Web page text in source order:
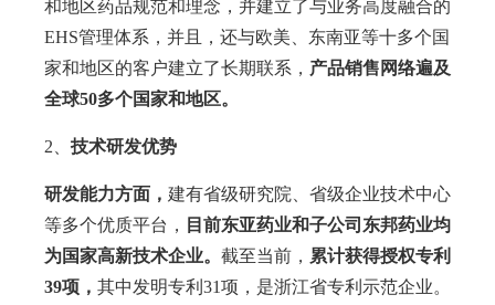
和地区药品规范和理念，并建立了与业务高度融合的
EHS管理体系，并且，还与欧美、东南亚等十多个国
家和地区的客户建立了长期联系， 产品销售网络遍及
全球50多个国家和地区。
2、 技术研发优势
研发能力方面， 建有省级研究院、省级企业技术中心
等多个优质平台，
目前东亚药业和子公司东邦药业均
为国家高新技术企业。 截至当前， 累计获得授权专利
39项， 其中发明专利31项，是浙江省专利示范企业。